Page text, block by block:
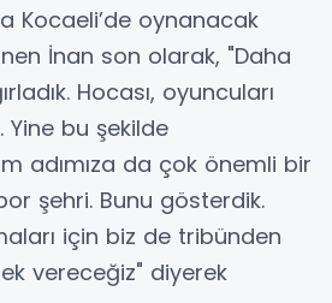
Kocaeli’de oynanacak
İnan son olarak, "Daha
Hocası, oyuncuları
bu şekilde
adımıza da çok önemli bir
şehri. Bunu gösterdik.
için biz de tribünden
vereceğiz" diyerek